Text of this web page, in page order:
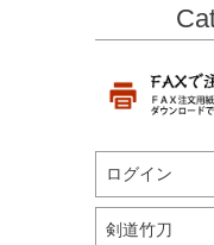
ログイン
剣道竹刀